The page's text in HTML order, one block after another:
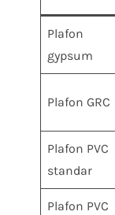
Plafon
gypsum
Plafon GRC
Plafon PVC
standar
Plafon PVC